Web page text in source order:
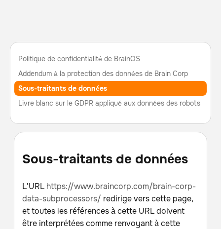
Politique de confidentialité de BrainOS
Addendum à la protection des données de Brain Corp
Sous-traitants de données
Livre blanc sur le GDPR appliqué aux données des robots
Sous-traitants de données
L'URL https://www.braincorp.com/brain-corp-
data-subprocessors/ redirige vers cette page,
et toutes les références à cette URL doivent
être interprétées comme renvoyant à cette